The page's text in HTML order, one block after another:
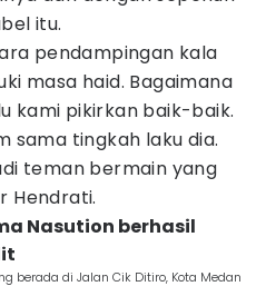
itu.
pendampingan kala
masa haid. Bagaimana
kami pikirkan baik-baik.
sama tingkah laku dia.
teman bermain yang
Hendrati.
Nasution berhasil
berada di Jalan Cik Ditiro, Kota Medan